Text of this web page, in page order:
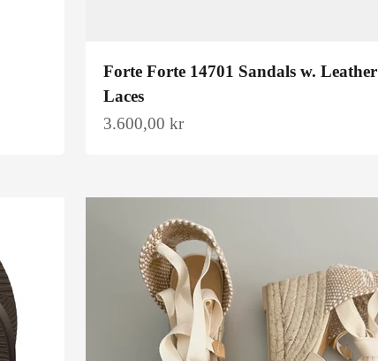
Forte Forte 14701 Sandals w. Leather
Laces
Salgspris
3.600,00 kr